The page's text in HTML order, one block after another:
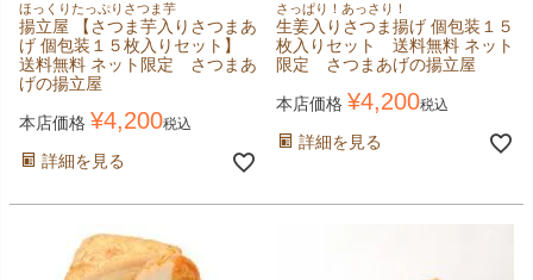
ほっくりたっぷりさつま芋
揚立屋 【さつま芋入りさつまあ
げ 個包装１５枚入りセット】
送料無料 ネット限定 さつまあ
げの揚立屋
本店価格 ¥4,200税込
詳細を見る
さっぱり！あっさり！
生姜入りさつま揚げ 個包装１５
枚入りセット 送料無料 ネット
限定 さつまあげの揚立屋
本店価格 ¥4,200税込
詳細を見る